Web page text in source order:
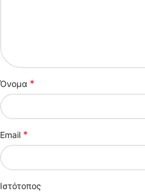
Όνομα *
Email *
Ιστότοπος